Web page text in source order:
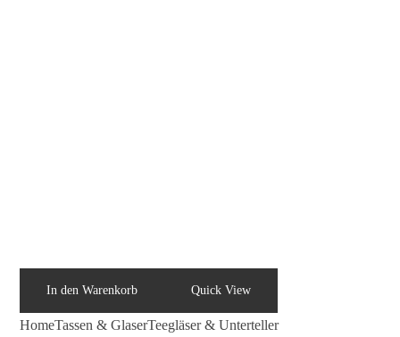
In den Warenkorb Quick View
HomeTassen & GlaserTeegläser & Unterteller